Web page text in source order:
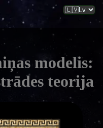
modelis:
teorija